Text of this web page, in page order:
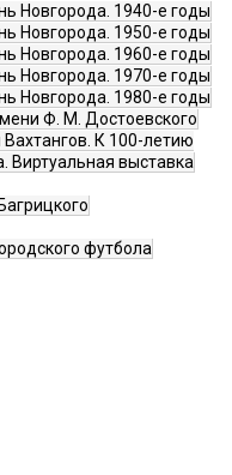
Новгорода. 1940-е годы
Новгорода. 1950-е годы
Новгорода. 1960-е годы
Новгорода. 1970-е годы
Новгорода. 1980-е годы
Ф. М. Достоевского
К 100-летию
Виртуальная выставка
футбола